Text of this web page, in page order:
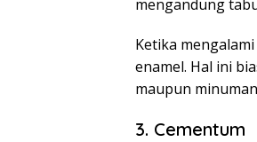
mengandung
Ketika
enamel. Hal ini
maupun
3. Cementum